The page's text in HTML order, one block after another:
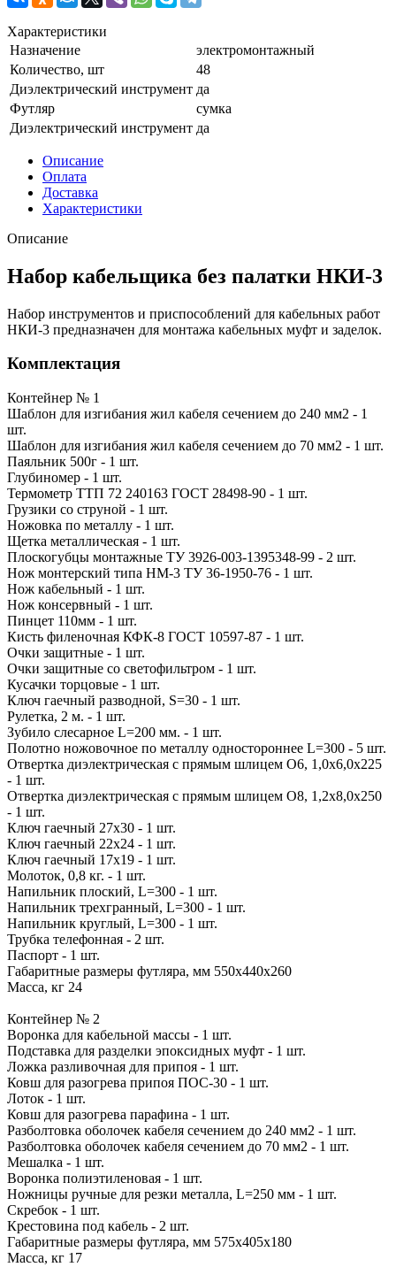
Характеристики
Назначение
электромонтажный
Количество, шт
48
Диэлектрический инструмент да
Футляр
сумка
Диэлектрический инструмент да
Описание
Оплата
Доставка
Характеристики
Описание
Набор кабельщика без палатки НКИ-3
Набор инструментов и приспособлений для кабельных работ
НКИ-3 предназначен для монтажа кабельных муфт и заделок.
Комплектация
Контейнер № 1
Шаблон для изгибания жил кабеля сечением до 240 мм2 - 1
шт.
Шаблон для изгибания жил кабеля сечением до 70 мм2 - 1 шт.
Паяльник 500г - 1 шт.
Глубиномер - 1 шт.
Термометр ТТП 72 240163 ГОСТ 28498-90 - 1 шт.
Грузики со струной - 1 шт.
Ножовка по металлу - 1 шт.
Щетка металлическая - 1 шт.
Плоскогубцы монтажные ТУ 3926-003-1395348-99 - 2 шт.
Нож монтерский типа НМ-3 ТУ 36-1950-76 - 1 шт.
Нож кабельный - 1 шт.
Нож консервный - 1 шт.
Пинцет 110мм - 1 шт.
Кисть филеночная КФК-8 ГОСТ 10597-87 - 1 шт.
Очки защитные - 1 шт.
Очки защитные со светофильтром - 1 шт.
Кусачки торцовые - 1 шт.
Ключ гаечный разводной, S=30 - 1 шт.
Рулетка, 2 м. - 1 шт.
Зубило слесарное L=200 мм. - 1 шт.
Полотно ножовочное по металлу одностороннее L=300 - 5 шт.
Отвертка диэлектрическая с прямым шлицем O6, 1,0х6,0х225
- 1 шт.
Отвертка диэлектрическая с прямым шлицем O8, 1,2х8,0х250
- 1 шт.
Ключ гаечный 27х30 - 1 шт.
Ключ гаечный 22х24 - 1 шт.
Ключ гаечный 17х19 - 1 шт.
Молоток, 0,8 кг. - 1 шт.
Напильник плоский, L=300 - 1 шт.
Напильник трехгранный, L=300 - 1 шт.
Напильник круглый, L=300 - 1 шт.
Трубка телефонная - 2 шт.
Паспорт - 1 шт.
Габаритные размеры футляра, мм 550х440х260
Масса, кг 24
Контейнер № 2
Воронка для кабельной массы - 1 шт.
Подставка для разделки эпоксидных муфт - 1 шт.
Ложка разливочная для припоя - 1 шт.
Ковш для разогрева припоя ПОС-30 - 1 шт.
Лоток - 1 шт.
Ковш для разогрева парафина - 1 шт.
Разболтовка оболочек кабеля сечением до 240 мм2 - 1 шт.
Разболтовка оболочек кабеля сечением до 70 мм2 - 1 шт.
Мешалка - 1 шт.
Воронка полиэтиленовая - 1 шт.
Ножницы ручные для резки металла, L=250 мм - 1 шт.
Скребок - 1 шт.
Крестовина под кабель - 2 шт.
Габаритные размеры футляра, мм 575х405х180
Масса, кг 17